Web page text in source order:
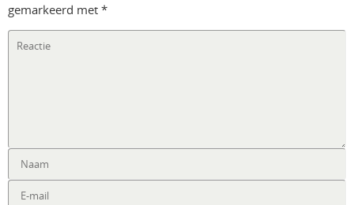
gemarkeerd met *